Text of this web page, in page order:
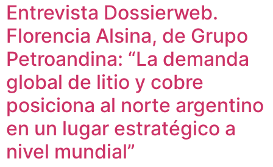
Entrevista Dossierweb.
Florencia Alsina, de Grupo
Petroandina: “La demanda
global de litio y cobre
posiciona al norte argentino
en un lugar estratégico a
nivel mundial”